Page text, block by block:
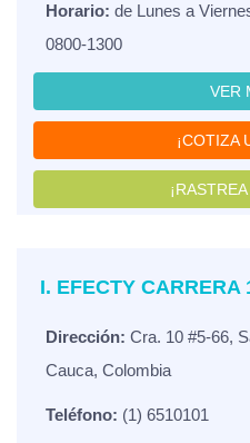
Horario: de Lunes a
0800-1300
VER
¡COTIZA
I. EFECTY CARRERA
Dirección: Cra. 10 #5-66,
Cauca, Colombia
Teléfono: (1) 6510101